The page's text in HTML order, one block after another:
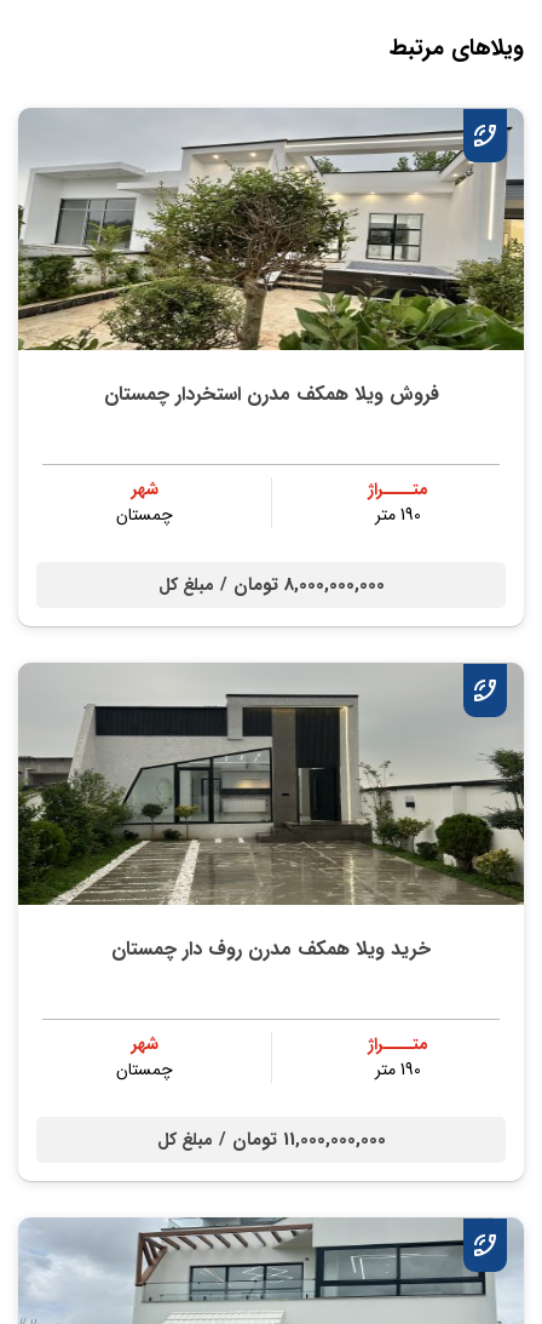
ویلاهای مرتبط
فروش ویلا همکف مدرن استخردار چمستان
متــــراژ
190 متر
شهر
چمستان
8,000,000,000 تومان / مبلغ کل
خرید ویلا همکف مدرن روف دار چمستان
متــــراژ
190 متر
شهر
چمستان
11,000,000,000 تومان / مبلغ کل